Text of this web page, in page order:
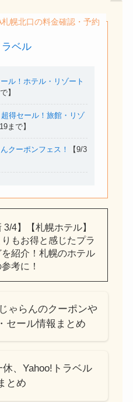
幌北口の料金確認・予約
ラベル
ル！ホテル・リゾート
】
超得セール！旅館・リゾ
まで】
クーポンフェス！
【9/3
3/4】【札幌ホテル】
もお得と感じたプラ
を紹介！札幌のホテル
考に！
ゃらんのクーポンや
セール情報まとめ
休、Yahoo!トラベル
とめ